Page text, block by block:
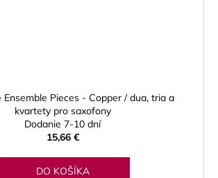
Ensemble Pieces - Copper / dua, tria a
kvartety pro saxofony
Dodanie 7-10 dní
15,66 €
DO KOŠÍKA